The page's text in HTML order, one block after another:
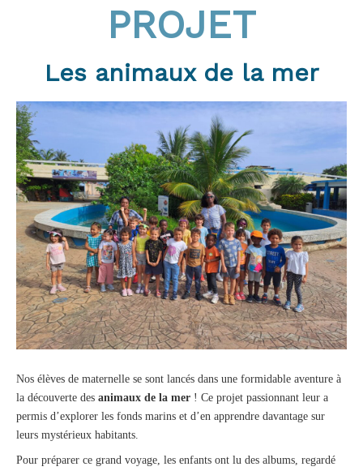
PROJET
Les animaux de la mer
Nos élèves de maternelle se sont lancés dans une formidable aventure à
la découverte des animaux de la mer ! Ce projet passionnant leur a
permis d’explorer les fonds marins et d’en apprendre davantage sur
leurs mystérieux habitants.
Pour préparer ce grand voyage, les enfants ont lu des albums, regardé